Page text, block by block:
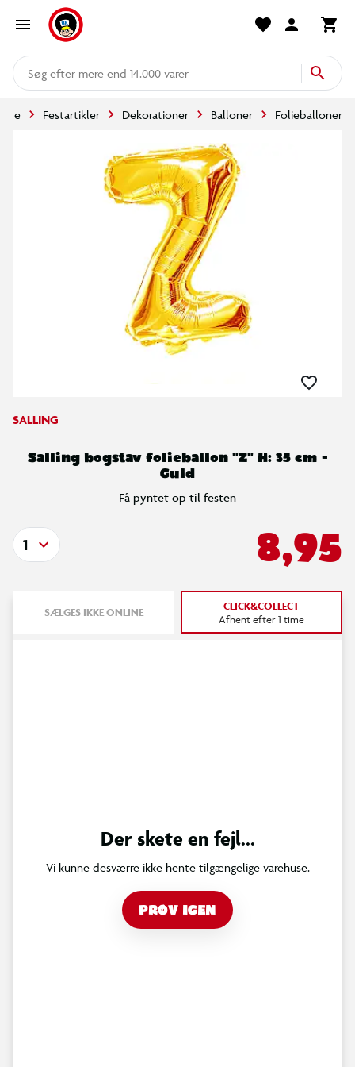
mere end 14.000 varer
Festartikler Dekorationer Balloner Folieballoner
SALLING
Salling bogstav folieballon "Z" H: 35 cm -
Guld
Få pyntet op til festen
8,95
1
SÆLGES IKKE ONLINE CLICK&COLLECT
Afhent efter 1 time
Der skete en fejl...
Vi kunne desværre ikke hente tilgængelige varehuse.
PRØV IGEN